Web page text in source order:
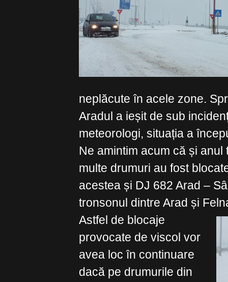
neplăcute în acele zone.
Aradul a ieșit de sub
meteorologi, situația a
Ne amintim acum că și
multe drumuri au fost
acestea și DJ 682 Arad –
tronsonul dintre Arad și
Astfel de blocaje
provocate de viscol vor
avea loc în continuare
dacă pe drumurile din